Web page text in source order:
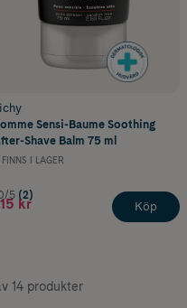
Sensi-Baume Soothing
Shave Balm 75 ml
FINNS I LAGER
5 (2)
kr Köp
14 produkter